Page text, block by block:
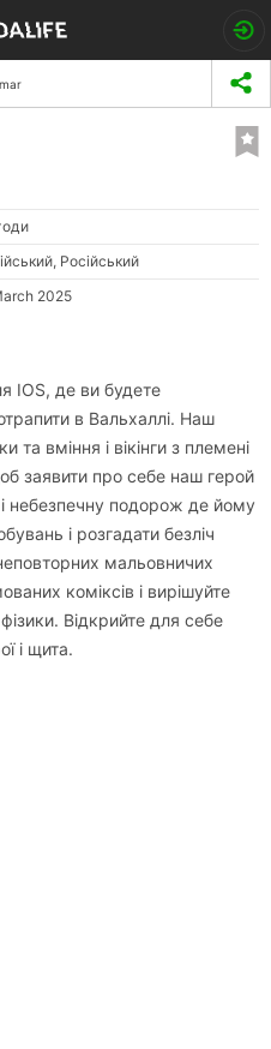
Російський
2025
IOS, де ви будете
в Вальхаллі. Наш
та вміння і вікінги з племені
заявити про себе наш герой
небезпечну подорож де йому
і розгадати безліч
мальовничих
коміксів і вирішуйте
Відкрийте для себе
і щита.